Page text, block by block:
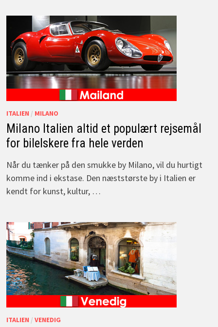
ITALIEN / MILANO
Milano Italien altid et populært rejsemål
for bilelskere fra hele verden
Når du tænker på den smukke by Milano, vil du hurtigt
komme ind i ekstase. Den næststørste by i Italien er
kendt for kunst, kultur, …
ITALIEN / VENEDIG